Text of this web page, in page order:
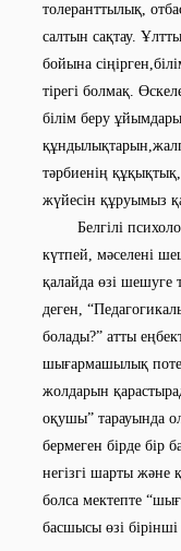
толеранттылық,
салтын сақтау.
бойына
тірегі болмақ.
білім беру
тәрбиенің
жүйесін құруымыз
Белгілі
күтпей, мәселені
қалайда өзі
деген,
болады?” атты
шығармашылық
жолдарын
оқушы” тарауында
бермеген бірде бір
негізгі шарты
болса мектепте
басшысы өзі бірінші